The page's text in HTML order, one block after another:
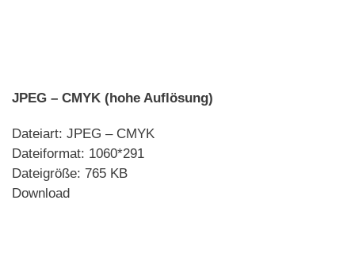
JPEG – CMYK (hohe Auflösung)
Dateiart: JPEG – CMYK
Dateiformat: 1060*291
Dateigröße: 765 KB
Download